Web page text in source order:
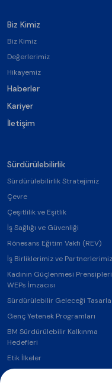
Biz Kimiz
Biz Kimiz
Değerlerimiz
Hikayemiz
Haberler
Kariyer
İletişim
Sürdürülebilirlik
Sürdürülebilirlik Stratejimiz
Çevre
Çeşitlilik ve Eşitlik
İş Sağlığı ve Güvenliği
Rönesans Eğitim Vakfı (REV)
İş Birliklerimiz ve Partnerlerimiz
Kadının Güçlenmesi Prensipleri
WEPs İmzacısı
Sürdürülebilir Geleceği Tasarla
Genç Yetenek Programları
BM Sürdürülebilir Kalkınma
Hedefleri
Etik İlkeler
Politikalar